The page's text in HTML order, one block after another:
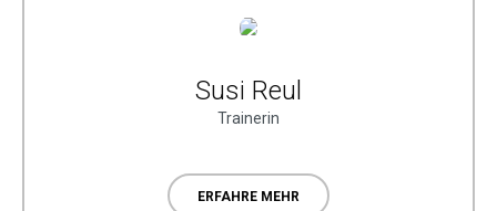
Susi Reul
Trainerin
ERFAHRE MEHR